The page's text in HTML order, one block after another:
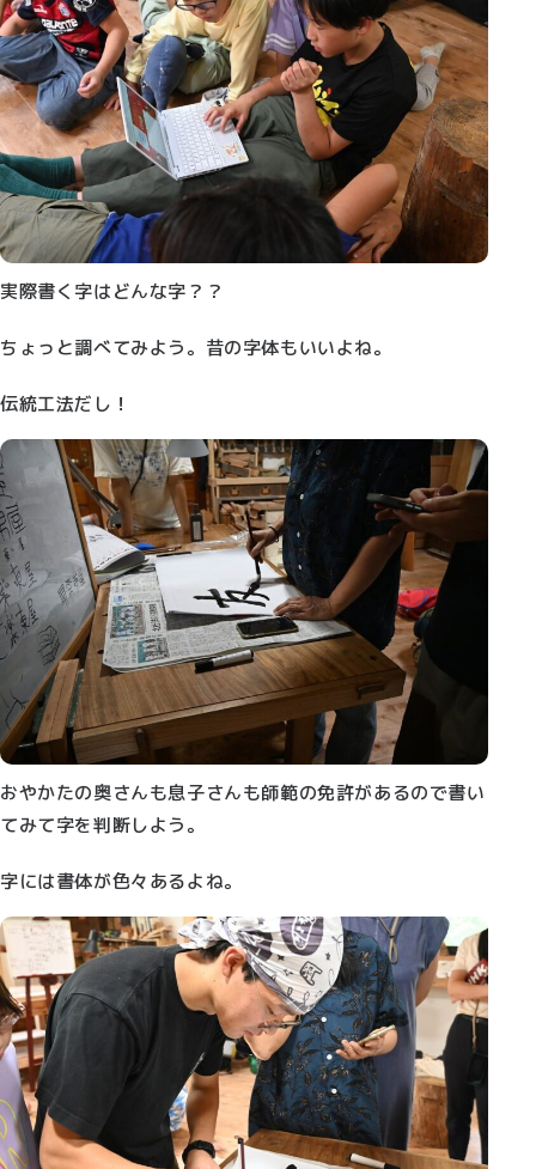
実際書く字はどんな字？？
ちょっと調べてみよう。昔の字体もいいよね。
伝統工法だし！
おやかたの奥さんも息子さんも師範の免許があるので書い
てみて字を判断しよう。
字には書体が色々あるよね。